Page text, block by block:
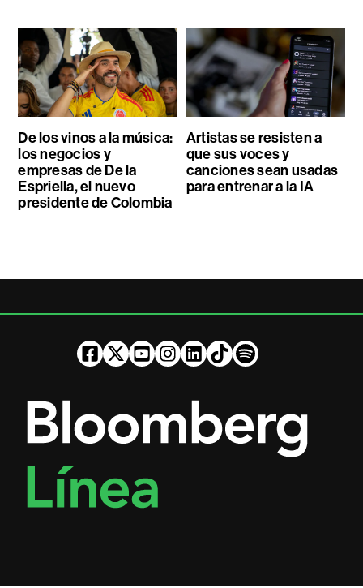
De los vinos a la música:
los negocios y
empresas de De la
Espriella, el nuevo
presidente de Colombia
Artistas se resisten a
que sus voces y
canciones sean usadas
para entrenar a la IA